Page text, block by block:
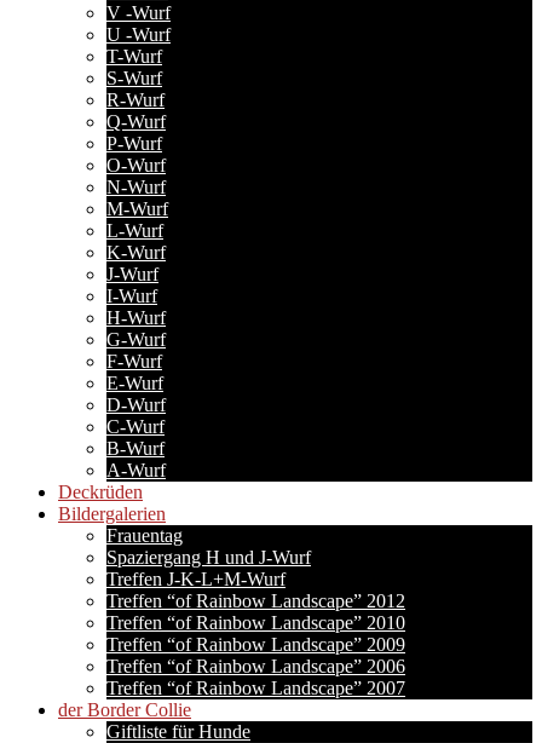
V -Wurf
U -Wurf
T-Wurf
S-Wurf
R-Wurf
Q-Wurf
P-Wurf
O-Wurf
N-Wurf
M-Wurf
L-Wurf
K-Wurf
J-Wurf
I-Wurf
H-Wurf
G-Wurf
F-Wurf
E-Wurf
D-Wurf
C-Wurf
B-Wurf
A-Wurf
Deckrüden
Bildergalerien
Frauentag
Spaziergang H und J-Wurf
Treffen J-K-L+M-Wurf
Treffen “of Rainbow Landscape” 2012
Treffen “of Rainbow Landscape” 2010
Treffen “of Rainbow Landscape” 2009
Treffen “of Rainbow Landscape” 2006
Treffen “of Rainbow Landscape” 2007
der Border Collie
Giftliste für Hunde